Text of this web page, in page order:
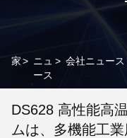
家> ニュ
ース
>
DS628 高性能高
ムは、多機能工